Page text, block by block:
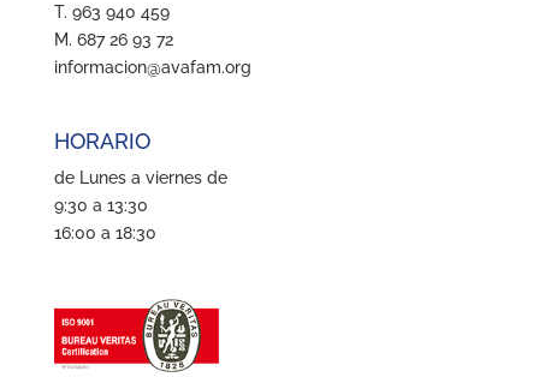
T. 963 940 459
M. 687 26 93 72
informacion@avafam.org
HORARIO
de Lunes a viernes de
9:30 a 13:30
16:00 a 18:30